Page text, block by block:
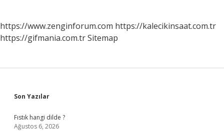
https://www.zenginforum.com https://kalecikinsaat.com.tr
https://gifmania.com.trSitemap
Sidebar
Son Yazılar
Fıstık hangi dilde ?
Ağustos 6, 2026